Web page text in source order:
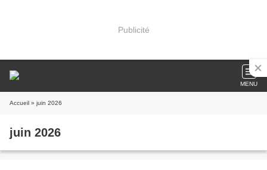
Publicité
MENU
Accueil » juin 2026
juin 2026